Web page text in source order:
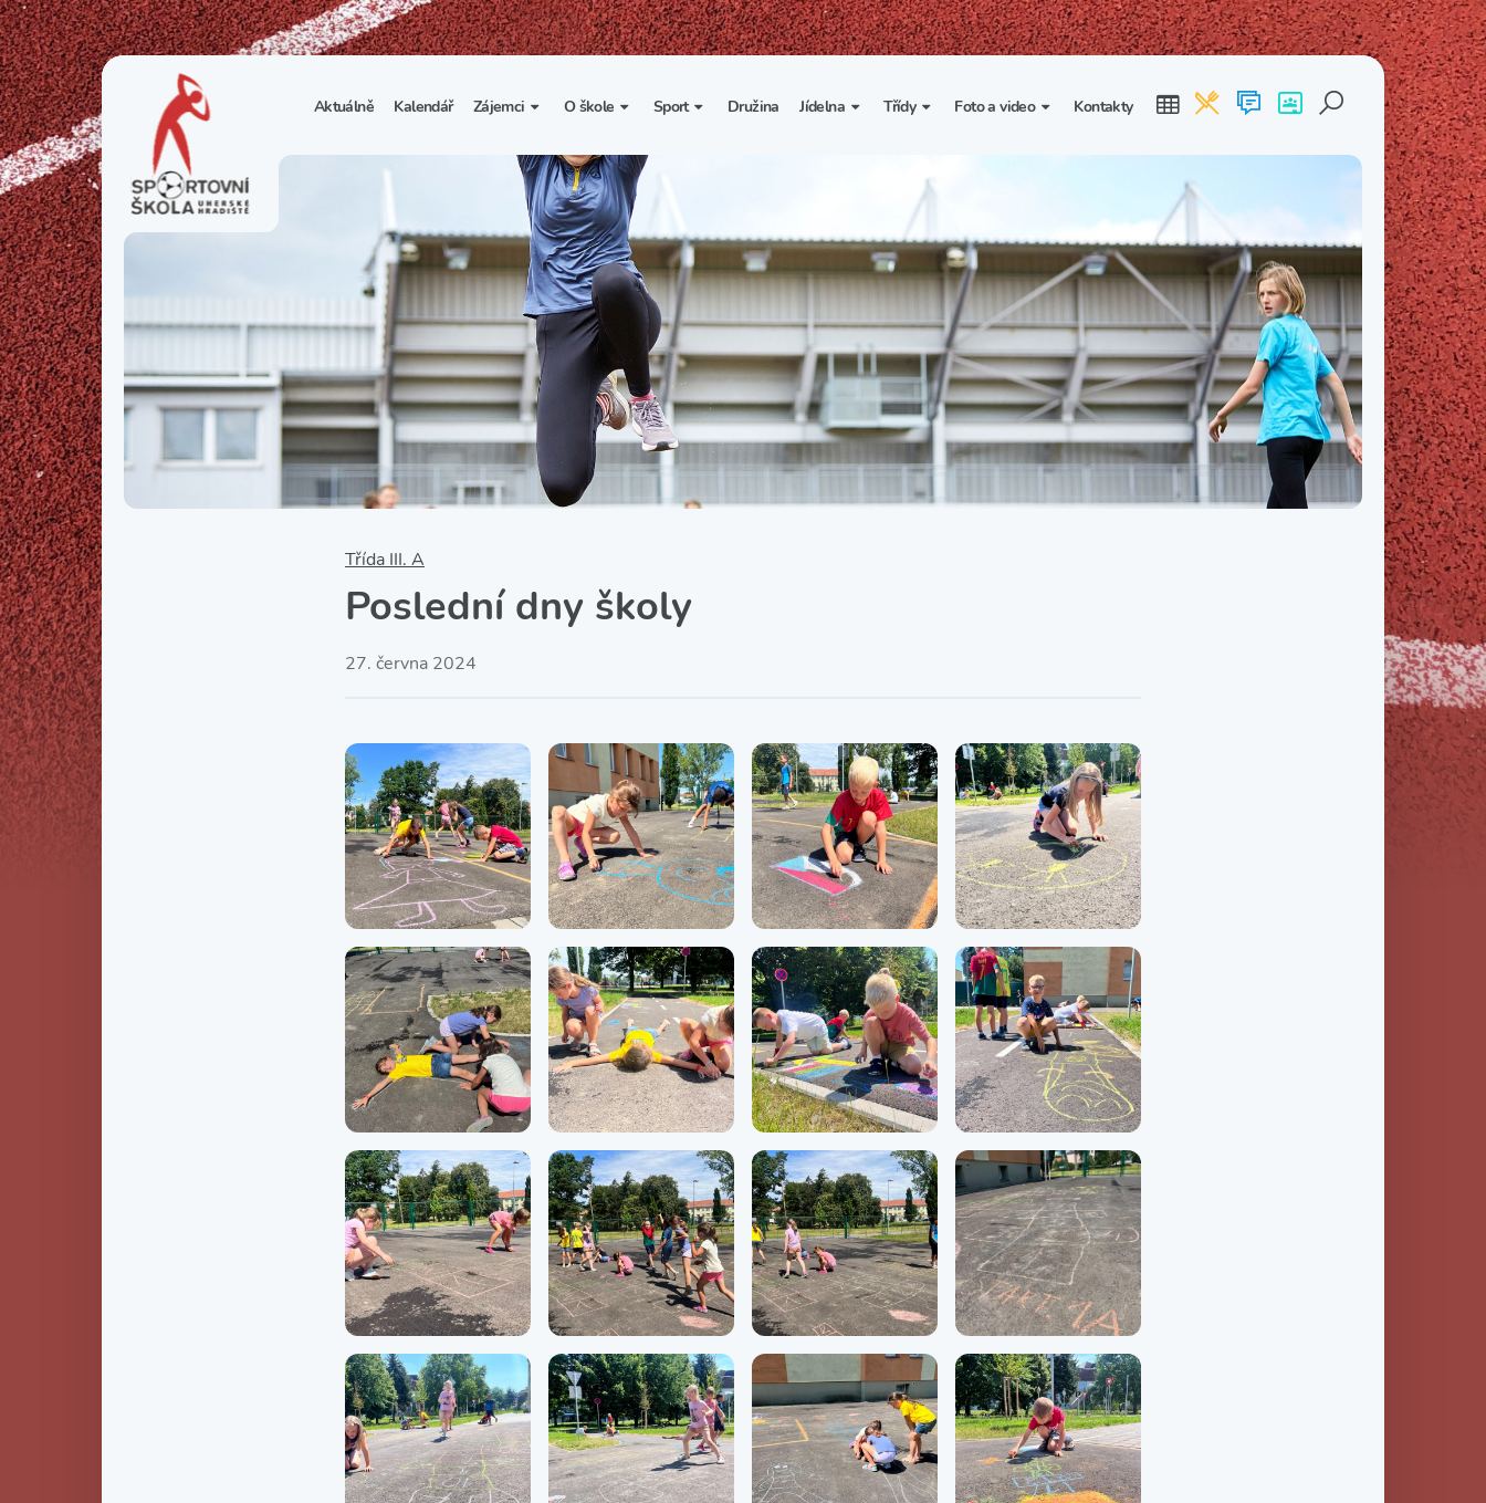
Aktuálně Kalendář Zájemci
1. třída
Sportovní třídy
Nesportovní třídy
O škole
Základní informace
Organizace školního roku
Výuka a učební plán
Zájmové kroužky
Školní poradenské
pracoviště
Školní psycholožka
Školská rada
SRPŠ – Spolek rodičů a
Sport
Spolupráce se sportovními
kluby
Školní sportovní klub
Tělesná výchova a sport
Družina Jídelna
Vnitřní řád školní jídelny
Třídy
Třída I. B Třída I. C
Třída II. A Třída II. C
Třída III. A Třída III. B Třída III. C
Třída IV. A Třída IV. B Třída IV. C
Třída V. A Třída V. B Třída V. C
Třída VI. A Třída VI. B Třída VI. C
Třída VII. A Třída VII. B Třída VII. C
Třída VIII. A Třída VIII. C
Foto a video Kontakty
Třída III. A
Poslední dny školy
27. června 2024